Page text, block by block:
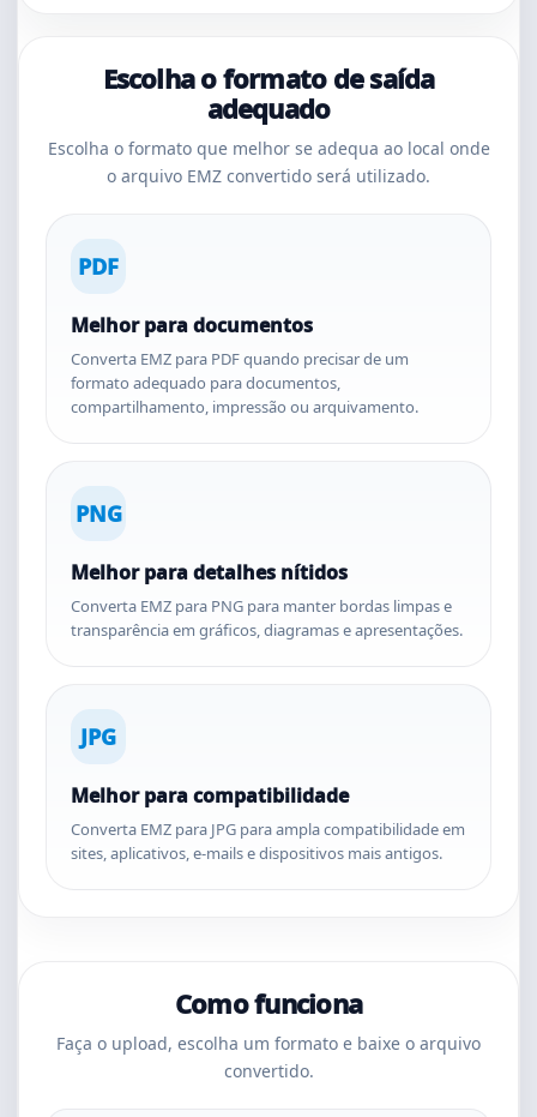
Escolha o formato de saída
adequado
Escolha o formato que melhor se adequa ao local onde
o arquivo EMZ convertido será utilizado.
PDF
Melhor para documentos
Converta EMZ para PDF quando precisar de um
formato adequado para documentos,
compartilhamento, impressão ou arquivamento.
PNG
Melhor para detalhes nítidos
Converta EMZ para PNG para manter bordas limpas e
transparência em gráficos, diagramas e apresentações.
JPG
Melhor para compatibilidade
Converta EMZ para JPG para ampla compatibilidade em
sites, aplicativos, e-mails e dispositivos mais antigos.
Como funciona
Faça o upload, escolha um formato e baixe o arquivo
convertido.